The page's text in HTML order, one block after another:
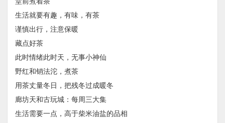
生活就要有趣，有味，有茶
谨慎出行，注意保暖
藏点好茶
此时情绪此时天，无事小神仙
野红和销法沱，煮茶
用茶丈量冬日，把残冬过成暖冬
廊坊天和古玩城：每周三大集
生活需要一点，高于柴米油盐的品相